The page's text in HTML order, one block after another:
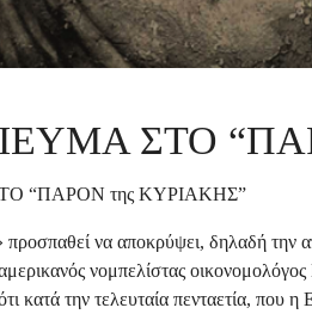
ΣΤΟ
“ΠΑΡΟΝ της ΚΥΡΙΑΚΗΣ”
προσπαθεί να αποκρύψει, δηλαδή την
νομπελίστας
κατά την τελευταία πενταετία,